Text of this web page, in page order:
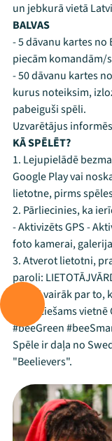
un jebkurā vietā
BALVAS
- 5 dāvanu kartes
piecām komandām/
- 50 dāvanu kartes
kurus noteiksim,
pabeiguši spēli.
Uzvarētājus
KĀ SPĒLĒT?
1. Lejupielādē
Google Play vai
lietotne, pirms
2. Pārliecinies, ka
- Aktivizēts GPS -
foto kamerai,
3. Atverot lietotni,
paroli:
Uzzini vairāk par
nepieciešams vietnē
#beeGreen
Spēle ir daļa no
"Beelievers".